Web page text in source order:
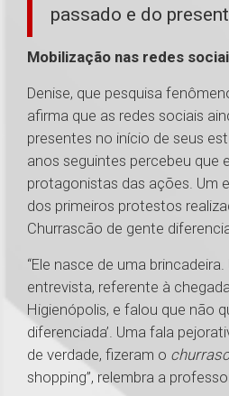
passado e do
Mobilização nas redes
Denise, que pesquisa
afirma que as redes sociais
presentes no início de seus
anos seguintes percebeu que
protagonistas das ações. Um
dos primeiros protestos
Churrascão de gente
“Ele nasce de uma
entrevista, referente à
Higienópolis, e falou que não
diferenciada’. Uma fala
de verdade, fizeram o
shopping”, relembra a